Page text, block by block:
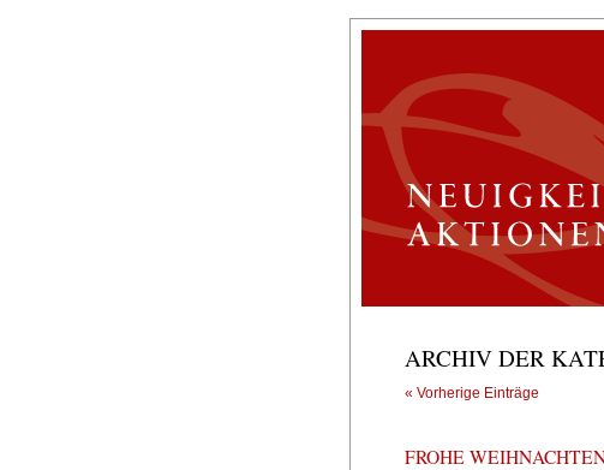
ARCHIV DER
« Vorherige Einträge
FROHE